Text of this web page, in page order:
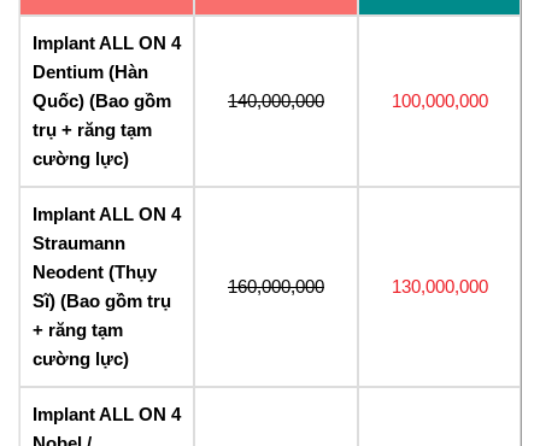
Implant ALL ON 4
Dentium (Hàn
Quốc) (Bao gồm
trụ + răng tạm
cường lực)
140,000,000 100,000,000
Implant ALL ON 4
Straumann
Neodent (Thụy
Sĩ) (Bao gồm trụ
+ răng tạm
cường lực)
160,000,000 130,000,000
Implant ALL ON 4